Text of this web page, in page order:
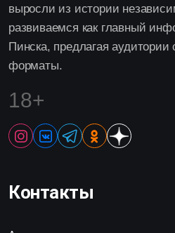
выросли из истории
развиваемся как главный
Пинска, предлагая
форматы.
18+
Контакты